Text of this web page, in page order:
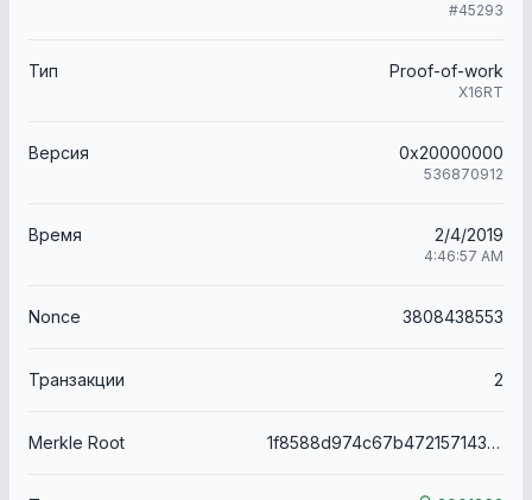
#45293
Тип Proof-of-work
X16RT
Версия 0x20000000
536870912
Время 2/4/2019
4:46:57 AM
Nonce 3808438553
Транзакции 2
Merkle Root 1f8588d974c67b472157143bf31334e0e2d9bac2193a28b436056ff3e5f5cb94